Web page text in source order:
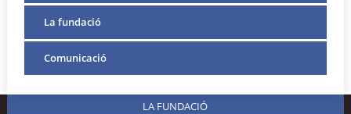
La fundació
Comunicació
LA FUNDACIÓ